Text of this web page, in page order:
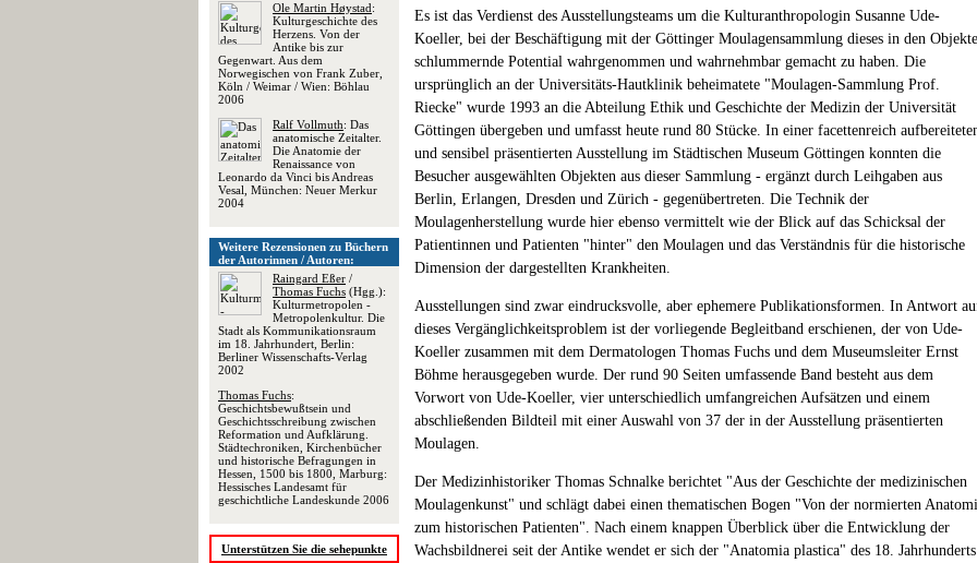
Ole Martin Høystad:
Kulturgeschichte des
Herzens. Von der
Antike bis zur
Gegenwart. Aus dem
Norwegischen von Frank Zuber,
Köln / Weimar / Wien: Böhlau
2006
Ralf Vollmuth: Das
anatomische Zeitalter.
Die Anatomie der
Renaissance von
Leonardo da Vinci bis Andreas
Vesal, München: Neuer Merkur
2004
Weitere Rezensionen zu Büchern
der Autorinnen / Autoren:
Raingard Eßer /
Thomas Fuchs (Hgg.):
Kulturmetropolen -
Metropolenkultur. Die
Stadt als Kommunikationsraum
im 18. Jahrhundert, Berlin:
Berliner Wissenschafts-Verlag
2002
Thomas Fuchs:
Geschichtsbewußtsein und
Geschichtsschreibung zwischen
Reformation und Aufklärung.
Städtechroniken, Kirchenbücher
und historische Befragungen in
Hessen, 1500 bis 1800, Marburg:
Hessisches Landesamt für
geschichtliche Landeskunde 2006
Unterstützen Sie die sehepunkte
Es ist das Verdienst des Ausstellungsteams um die Kulturanthropologin Susanne Ude-
Koeller, bei der Beschäftigung mit der Göttinger Moulagensammlung dieses in den
schlummernde Potential wahrgenommen und wahrnehmbar gemacht zu haben. Die
ursprünglich an der Universitäts-Hautklinik beheimatete "Moulagen-Sammlung Prof.
Riecke" wurde 1993 an die Abteilung Ethik und Geschichte der Medizin der Universität
Göttingen übergeben und umfasst heute rund 80 Stücke. In einer facettenreich
und sensibel präsentierten Ausstellung im Städtischen Museum Göttingen konnten die
Besucher ausgewählten Objekten aus dieser Sammlung - ergänzt durch Leihgaben aus
Berlin, Erlangen, Dresden und Zürich - gegenübertreten. Die Technik der
Moulagenherstellung wurde hier ebenso vermittelt wie der Blick auf das Schicksal der
Patientinnen und Patienten "hinter" den Moulagen und das Verständnis für die historische
Dimension der dargestellten Krankheiten.
Ausstellungen sind zwar eindrucksvolle, aber ephemere Publikationsformen. In Antwort
dieses Vergänglichkeitsproblem ist der vorliegende Begleitband erschienen, der von Ude-
Koeller zusammen mit dem Dermatologen Thomas Fuchs und dem Museumsleiter Ernst
Böhme herausgegeben wurde. Der rund 90 Seiten umfassende Band besteht aus dem
Vorwort von Ude-Koeller, vier unterschiedlich umfangreichen Aufsätzen und einem
abschließenden Bildteil mit einer Auswahl von 37 der in der Ausstellung präsentierten
Moulagen.
Der Medizinhistoriker Thomas Schnalke berichtet "Aus der Geschichte der medizinischen
Moulagenkunst" und schlägt dabei einen thematischen Bogen "Von der normierten
zum historischen Patienten". Nach einem knappen Überblick über die Entwicklung der
Wachsbildnerei seit der Antike wendet er sich der "Anatomia plastica" des 18. Jahrhunderts